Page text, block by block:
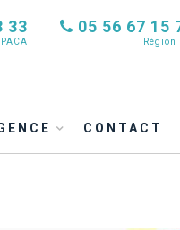
33 05 56 67 15
Région
CONTACT